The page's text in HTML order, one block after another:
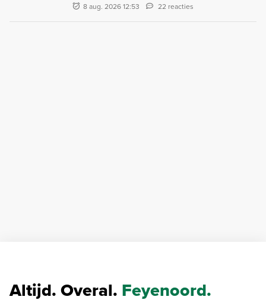
8 aug. 2026 12:53 22 reacties
Altijd. Overal. Feyenoord.